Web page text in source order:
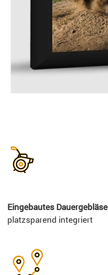
Eingebautes Dauergebläse
platzsparend integriert